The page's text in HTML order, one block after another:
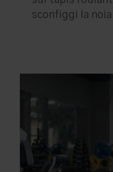
sconfiggi la